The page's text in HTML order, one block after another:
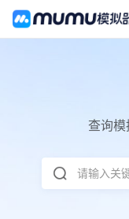
查询模
请输入关